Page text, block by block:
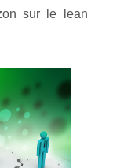
sur le lean